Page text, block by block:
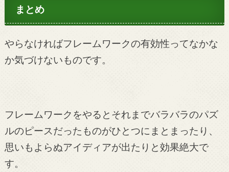
まとめ
やらなければフレームワークの有効性ってなかな
か気づけないものです。
フレームワークをやるとそれまでバラバラのパズ
ルのピースだったものがひとつにまとまったり、
思いもよらぬアイディアが出たりと効果絶大で
す。